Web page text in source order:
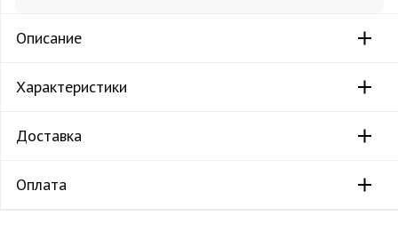
Описание
Характеристики
Доставка
Оплата